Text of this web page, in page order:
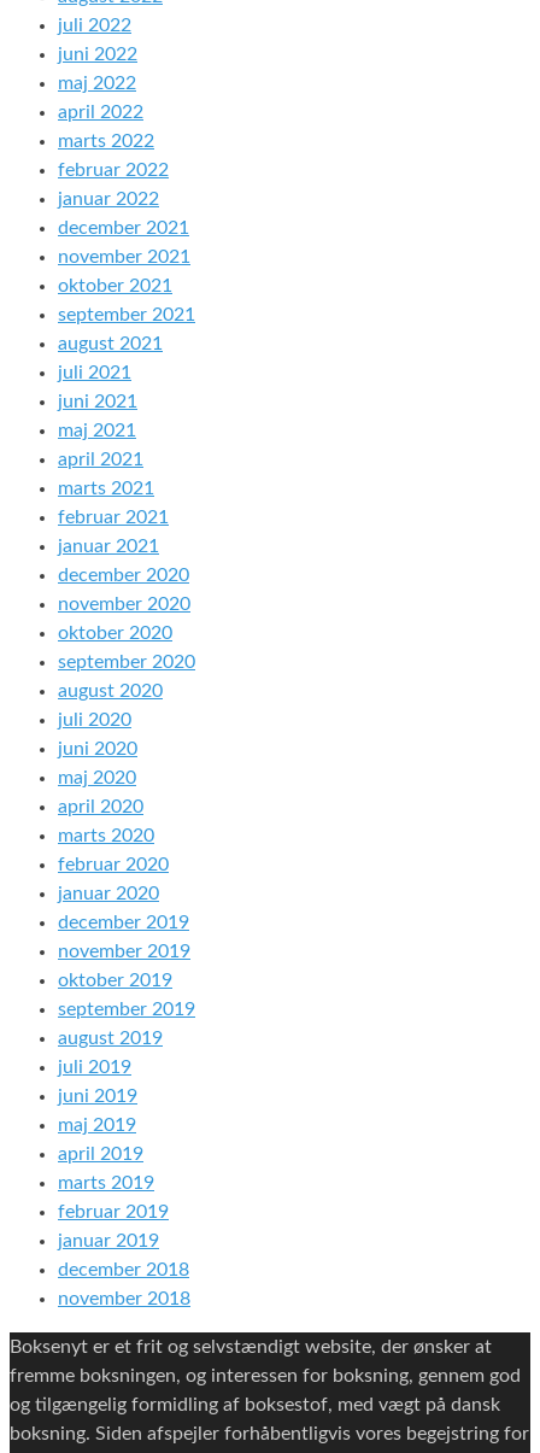
juli 2022
juni 2022
maj 2022
april 2022
marts 2022
februar 2022
januar 2022
december 2021
november 2021
oktober 2021
september 2021
august 2021
juli 2021
juni 2021
maj 2021
april 2021
marts 2021
februar 2021
januar 2021
december 2020
november 2020
oktober 2020
september 2020
august 2020
juli 2020
juni 2020
maj 2020
april 2020
marts 2020
februar 2020
januar 2020
december 2019
november 2019
oktober 2019
september 2019
august 2019
juli 2019
juni 2019
maj 2019
april 2019
marts 2019
februar 2019
januar 2019
december 2018
november 2018
Boksenyt er et frit og selvstændigt website, der ønsker at
fremme boksningen, og interessen for boksning, gennem god
og tilgængelig formidling af boksestof, med vægt på dansk
boksning. Siden afspejler forhåbentligvis vores begejstring for